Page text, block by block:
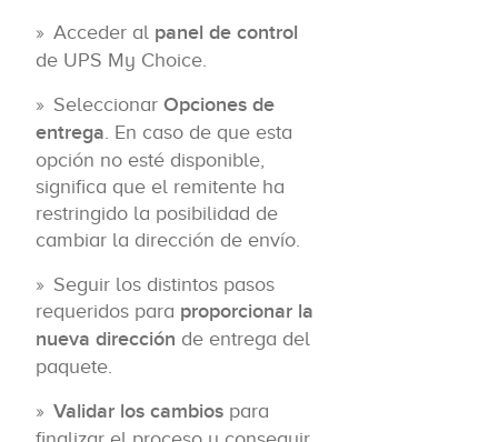
Acceder al panel de control
de UPS My Choice.
Seleccionar Opciones de
entrega . En caso de que esta
opción no esté disponible,
significa que el remitente ha
restringido la posibilidad de
cambiar la dirección de envío.
Seguir los distintos pasos
requeridos para proporcionar la
nueva dirección de entrega del
paquete.
Validar los cambios para